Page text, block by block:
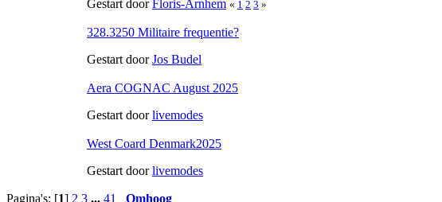
Gestart doorFloris-Arnhem « 1 2 3 »
328.3250 Militaire frequentie?
Gestart doorJos Budel
Aera COGNAC August 2025
Gestart doorlivemodes
West Coard Denmark2025
Gestart doorlivemodes
Pagina's: [1] 2 3 ... 41 Omhoog